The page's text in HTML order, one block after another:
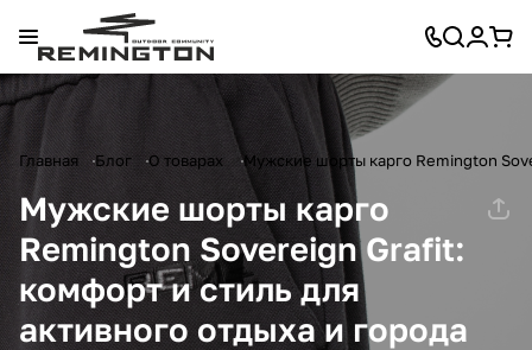
Главная Блог О товарах Мужские шорты карго Remington
Мужские шорты карго
Remington Sovereign Grafit:
комфорт и стиль для
активного отдыха и города